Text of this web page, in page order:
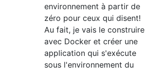
environnement à partir de
zéro pour ceux qui disent!
Au fait, je vais le construire
avec Docker et créer une
application qui s'exécute
sous l'environnement du